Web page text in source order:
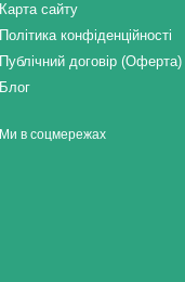
Карта сайту
Політика конфіденційності
Публічний договір (Оферта)
Блог
Ми в соцмережах